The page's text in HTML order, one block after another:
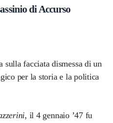
di Accurso
sulla facciata dismessa di un
per la storia e la politica
, il 4 gennaio ’47 fu